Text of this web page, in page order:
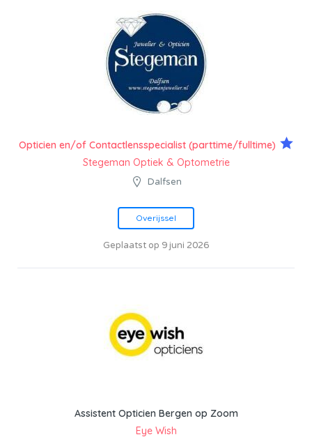
Opticien en/of Contactlensspecialist (parttime/fulltime)
Stegeman Optiek & Optometrie
Dalfsen
Overijssel
Geplaatst op 9 juni 2026
Assistent Opticien Bergen op Zoom
Eye Wish